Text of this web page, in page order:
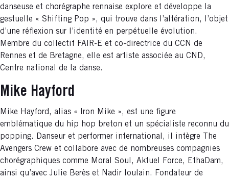
danseuse et chorégraphe rennaise explore et développe la
gestuelle « Shifting Pop », qui trouve dans l’altération, l’objet
d’une réflexion sur l’identité en perpétuelle évolution.
Membre du collectif FAIR-E et co-directrice du CCN de
Rennes et de Bretagne, elle est artiste associée au CND,
Centre national de la danse.
Mike Hayford
Mike Hayford, alias « Iron Mike », est une figure
emblématique du hip hop breton et un spécialiste reconnu du
popping. Danseur et performer international, il intègre The
Avengers Crew et collabore avec de nombreuses compagnies
chorégraphiques comme Moral Soul, Aktuel Force, EthaDam,
ainsi qu’avec Julie Berès et Nadir Ioulain. Fondateur de